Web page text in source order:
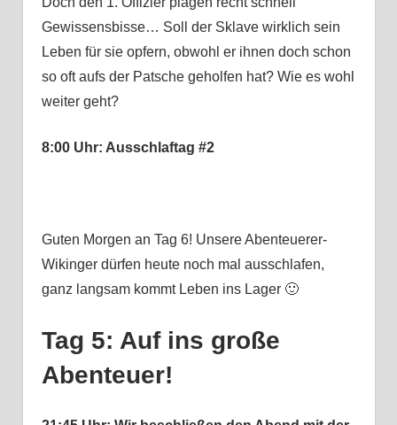
Gewissensbisse… Soll der Sklave wirklich sein
Leben für sie opfern, obwohl er ihnen doch schon
so oft aufs der Patsche geholfen hat? Wie es wohl
weiter geht?
8:00 Uhr: Ausschlaftag #2
Guten Morgen an Tag 6! Unsere Abenteuerer-
Wikinger dürfen heute noch mal ausschlafen,
ganz langsam kommt Leben ins Lager 🙂
Tag 5: Auf ins große
Abenteuer!